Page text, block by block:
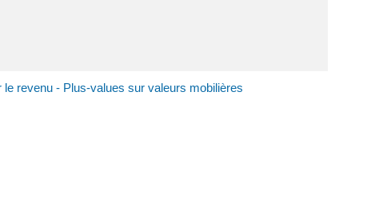
le revenu - Plus-values sur valeurs mobilières